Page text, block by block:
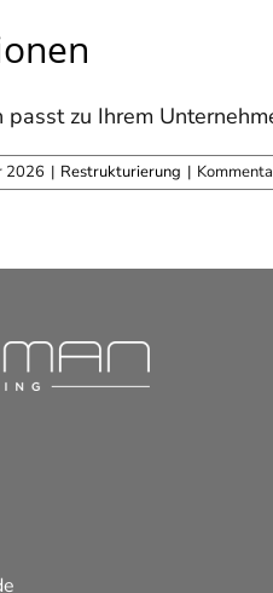
zu Ihrem
2026 | Restrukturierung |